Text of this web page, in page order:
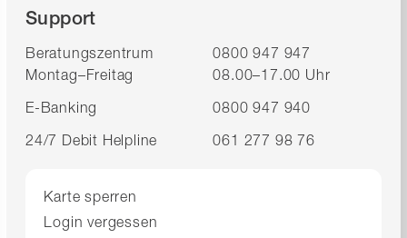
Support
Beratungszentrum
0800 947 947
Montag–Freitag
08.00–17.00 Uhr
E-Banking
0800 947 940
24/7 Debit Helpline
061 277 98 76
Karte sperren
Login vergessen